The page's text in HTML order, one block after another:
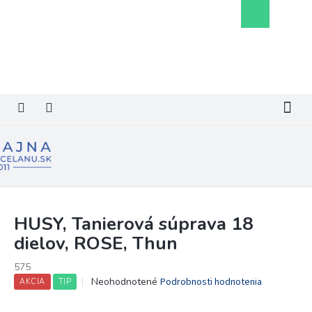
košík
HUSY, Tanierová súprava 18
dielov, ROSE, Thun
575
AKCIA TIP
Priemerné
Neohodnotené Podrobnosti hodnotenia